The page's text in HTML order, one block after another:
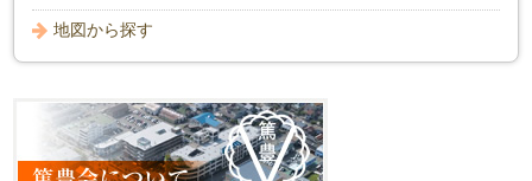
地図から探す